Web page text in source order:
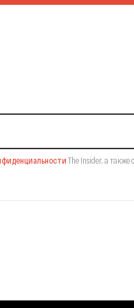
The Insider, а также